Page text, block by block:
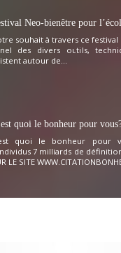
Neo-bienêtre pour
souhait à travers ce
des divers outils,
autour de...
quoi le bonheur pour
quoi le bonheur pour
7 milliards de
LE SITE